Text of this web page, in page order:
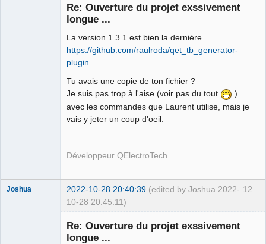
Re: Ouverture du projet exssivement
longue ...
La version 1.3.1 est bien la dernière.
https://github.com/raulroda/qet_tb_generator-
plugin
Tu avais une copie de ton fichier ?
Je suis pas trop à l'aise (voir pas du tout
)
avec les commandes que Laurent utilise, mais je
vais y jeter un coup d'oeil.
Développeur QElectroTech
12
Joshua 2022-10-28 20:40:39 (edited by Joshua 2022-
10-28 20:45:11)
Re: Ouverture du projet exssivement
longue ...